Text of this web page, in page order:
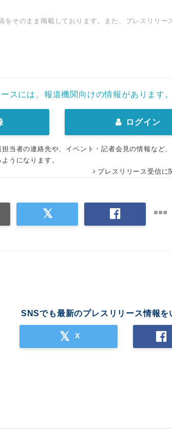
をそのまま掲載しております。また、プレスリリー
スには、報道機関向けの情報があります
ログイン
当者の連絡先や、イベント・記者会見の情報など
うになります。
プレスリリース受信に
SNSでも最新のプレスリリース情報を
X